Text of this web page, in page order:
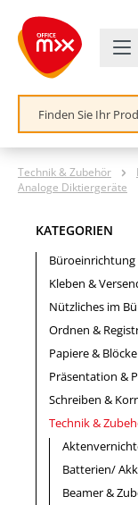
springen
Technik & Zubehör
Analoge Diktiergeräte
KATEGORIEN
Büroeinrichtung
Kleben &
Nützliches im
Ordnen &
Papiere & Blöcke
Präsentation &
Schreiben &
Technik &
Batterien/
Beamer &